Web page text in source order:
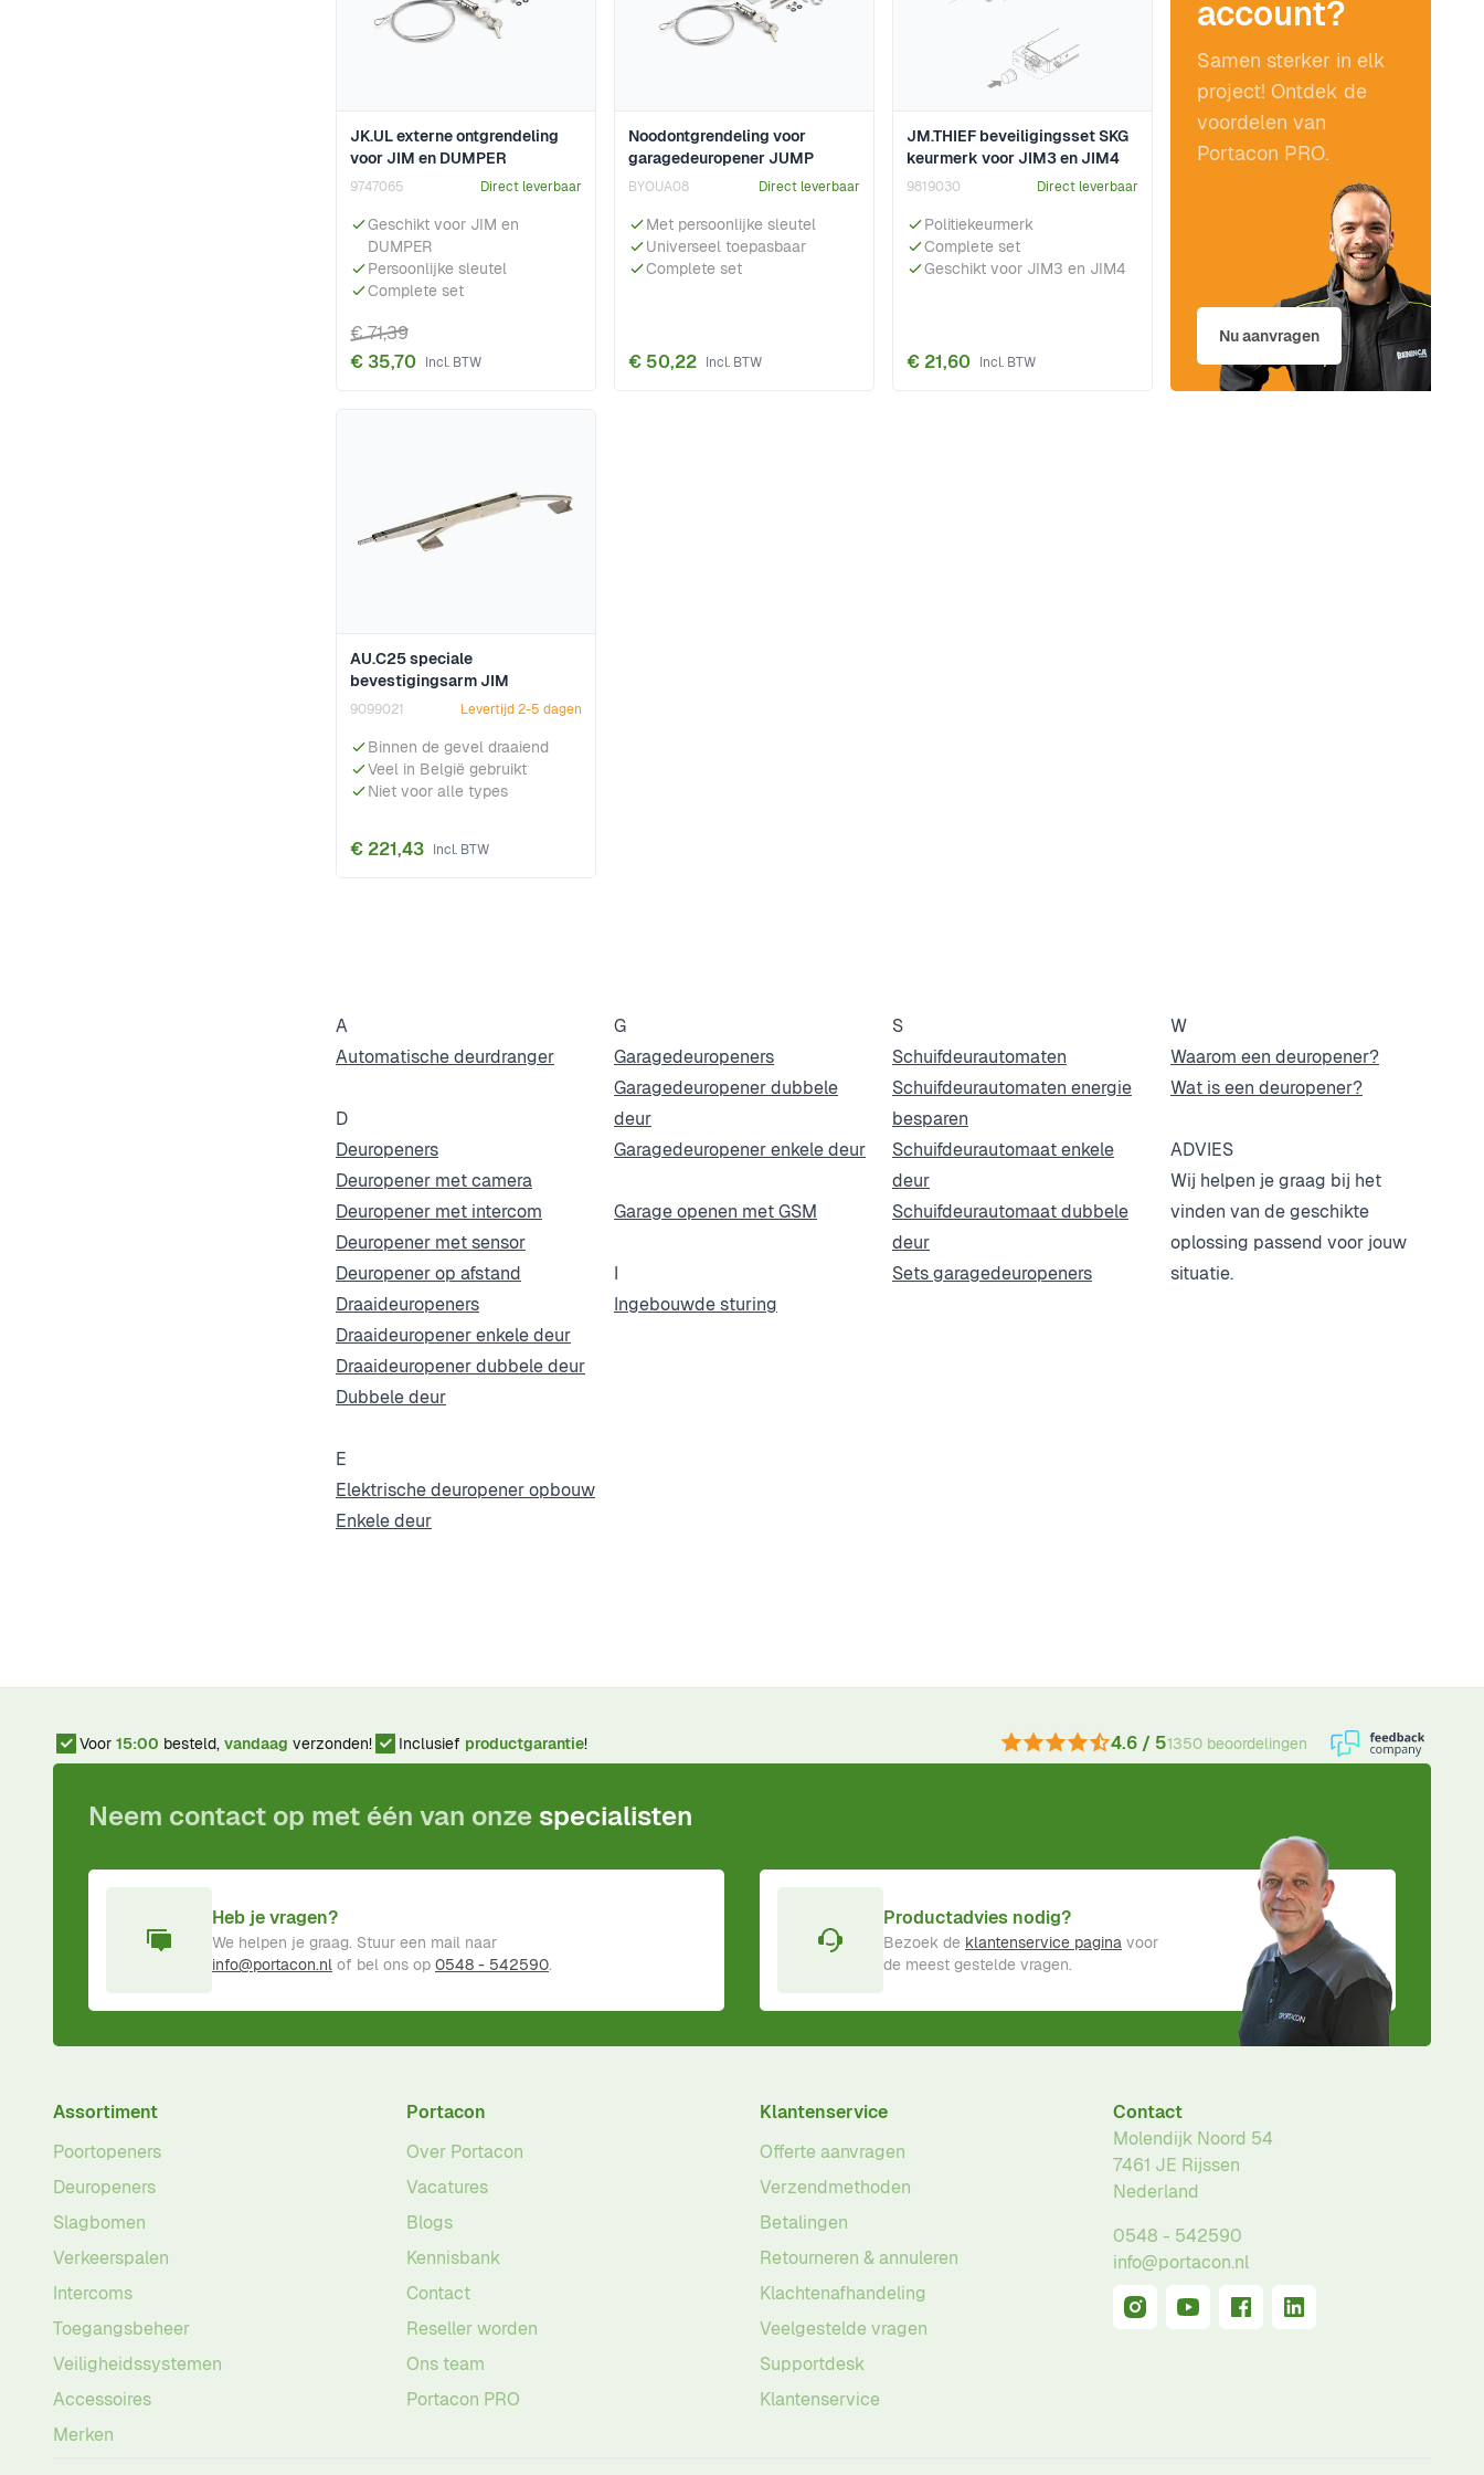
JK.UL externe ontgrendeling
voor JIM en DUMPER
9747065 Direct leverbaar
Geschikt voor JIM en
DUMPER
Persoonlijke sleutel
Complete set
€ 35,70
€ 71,39
Noodontgrendeling voor
garagedeuropener JUMP
BYOUA08 Direct leverbaar
Met persoonlijke sleutel
Universeel toepasbaar
Complete set
€ 50,22
JM.THIEF beveiligingsset SKG
keurmerk voor JIM3 en JIM4
9819030 Direct leverbaar
Politiekeurmerk
Complete set
Geschikt voor JIM3 en JIM4
€ 21,60
AU.C25 speciale
bevestigingsarm JIM
9099021 Levertijd 2-5 dagen
Binnen de gevel draaiend
Veel in België gebruikt
Niet voor alle types
€ 221,43
account?
Samen sterker in elk
project! Ontdek de
voordelen van
Portacon PRO.
Nu aanvragen
A
Automatische deurdranger
D
Deuropeners
Deuropener met camera
Deuropener met intercom
Deuropener met sensor
Deuropener op afstand
Draaideuropeners
Draaideuropener enkele deur
Draaideuropener dubbele deur
Dubbele deur
E
Elektrische deuropener opbouw
Enkele deur
G
Garagedeuropeners
Garagedeuropener dubbele
deur
Garagedeuropener enkele deur
Garage openen met GSM
I
Ingebouwde sturing
S
Schuifdeurautomaten
Schuifdeurautomaten energie
besparen
Schuifdeurautomaat enkele
deur
Schuifdeurautomaat dubbele
deur
Sets garagedeuropeners
W
Waarom een deuropener?
Wat is een deuropener?
ADVIES
Wij helpen je graag bij het
vinden van de geschikte
oplossing passend voor jouw
situatie.
Voor 15:00 besteld, vandaag verzonden! Inclusief productgarantie! 4.6 / 51350 beoordelingen
Neem contact op met één van onze specialisten
Heb je vragen?
We helpen je graag. Stuur een mail naar
info@portacon.nl of bel ons op 0548 - 542590.
Productadvies nodig?
Bezoek de klantenservice pagina voor
de meest gestelde vragen.
Assortiment
Poortopeners
Deuropeners
Slagbomen
Verkeerspalen
Intercoms
Toegangsbeheer
Veiligheidssystemen
Accessoires
Merken
Portacon
Over Portacon
Vacatures
Blogs
Kennisbank
Contact
Reseller worden
Ons team
Portacon PRO
Klantenservice
Offerte aanvragen
Verzendmethoden
Betalingen
Retourneren & annuleren
Klachtenafhandeling
Veelgestelde vragen
Supportdesk
Klantenservice
Contact
Molendijk Noord 54
7461 JE Rijssen
Nederland
0548 - 542590
info@portacon.nl